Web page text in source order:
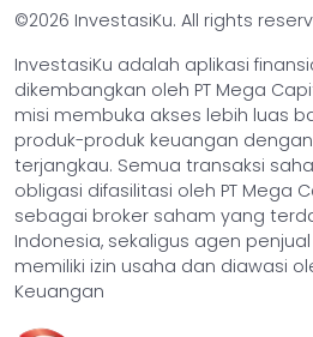
©2026 InvestasiKu. All rights
InvestasiKu adalah aplikasi
dikembangkan oleh PT Mega
misi membuka akses lebih luas
produk-produk keuangan
terjangkau. Semua transaksi
obligasi difasilitasi oleh PT Mega
sebagai broker saham yang
Indonesia, sekaligus agen
memiliki izin usaha dan diawasi
Keuangan